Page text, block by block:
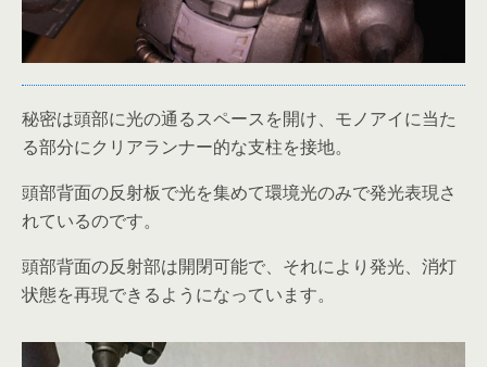
秘密は頭部に光の通るスペースを開け、モノアイに当た
る部分にクリアランナー的な支柱を接地。
頭部背面の反射板で光を集めて環境光のみで発光表現さ
れているのです。
頭部背面の反射部は開閉可能で、それにより発光、消灯
状態を再現できるようになっています。